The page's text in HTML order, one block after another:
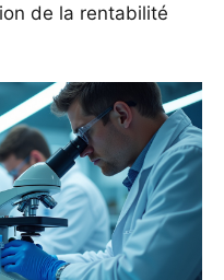
de la rentabilité